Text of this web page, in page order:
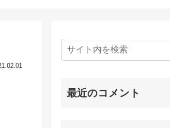
最近のコメント